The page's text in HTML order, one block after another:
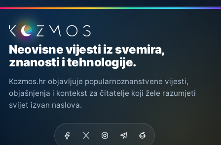
Podnožje stranice
Neovisne vijesti iz svemira,
znanosti i tehnologije.
Kozmos.hr objavljuje popularnoznanstvene vijesti,
objašnjenja i kontekst za čitatelje koji žele razumjeti
svijet izvan naslova.